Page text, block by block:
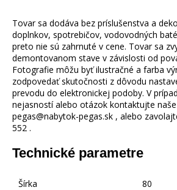
Tovar sa dodáva bez príslušenstva a
doplnkov, spotrebičov, vodovodných
preto nie sú zahrnuté v cene. Tovar sa
demontovanom stave v závislosti od
Fotografie môžu byť ilustračné a farba
zodpovedať skutočnosti z dôvodu
prevodu do elektronickej podoby. V
nejasností alebo otázok kontaktujte
pegas@nabytok-pegas.sk , alebo
552 .
Technické parametre
Šírka 80